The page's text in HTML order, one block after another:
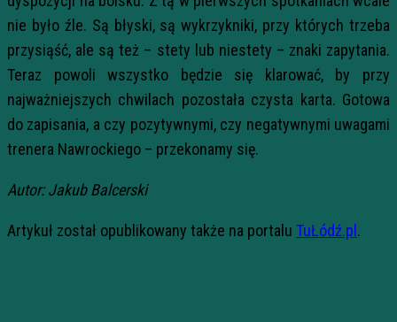
nie było źle. Są błyski, są wykrzykniki, przy których trzeba
przysiąść, ale są też – stety lub niestety – znaki zapytania.
Teraz powoli wszystko będzie się klarować, by przy
najważniejszych chwilach pozostała czysta karta. Gotowa
do zapisania, a czy pozytywnymi, czy negatywnymi uwagami
trenera Nawrockiego – przekonamy się.
Autor: Jakub Balcerski
Artykuł został opublikowany także na portalu TuŁódź.pl .